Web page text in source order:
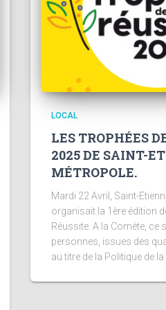
LOCAL
LES TROPHÉES
2025 DE SAINT-
MÉTROPOLE.
Mardi 22 Avril, Saint-
organisait la 1ère édition
Réussite. A la Comète, ce
personnes, issues des
au titre de la Politique de la